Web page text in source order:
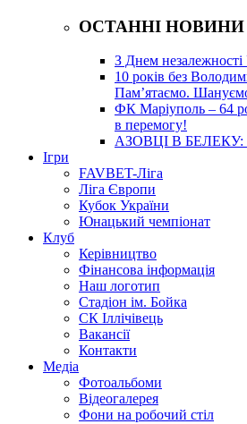
ОСТАННІ НОВИНИ
З Днем незалежності
10 років без
Пам’ятаємо.
ФК Маріуполь – 64
в перемогу!
АЗОВЦІ В
Ігри
FAVBET-Ліга
Ліга Європи
Кубок України
Юнацький чемпіонат
Клуб
Керівництво
Фінансова інформація
Наш логотип
Стадіон ім. Бойка
СК Іллічівець
Вакансії
Контакти
Медіа
Фотоальбоми
Відеогалерея
Фони на робочий стіл